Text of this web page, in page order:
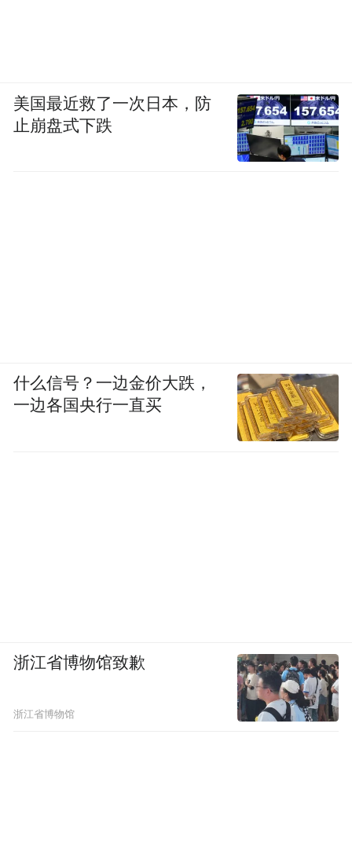
牌，谱写华夏精神于昭彰……中国茅台，国
之栋梁……”当来自贵州大学的众多茅台学子
饱含真情地高声朗读《栋梁赋》时，现场观
美国最近救了一次日本，防
止崩盘式下跌
什么信号？一边金价大跌，
一边各国央行一直买
浙江省博物馆致歉
浙江省博物馆